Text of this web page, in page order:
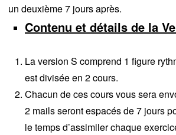
un deuxième 7 jours après.
Contenu et détails de la
La version S comprend 1 figure
est divisée en 2 cours.
Chacun de ces cours vous sera
2 mails seront espacés de 7 jours
le temps d’assimiler chaque